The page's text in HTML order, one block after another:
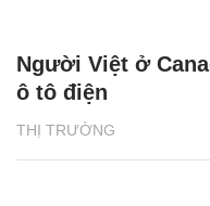
THỊ TRƯỜNG
Người Việt ở
ô tô điện